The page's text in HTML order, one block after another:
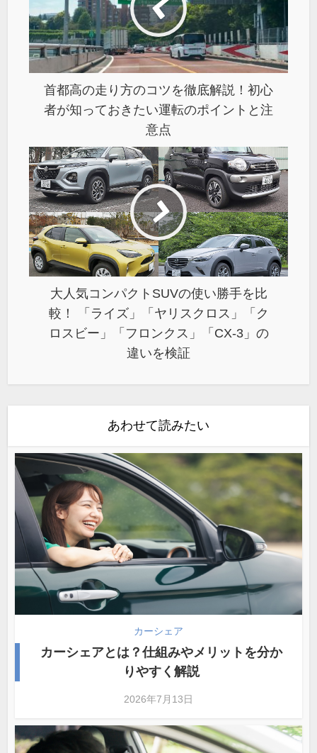
首都高の走り方のコツを徹底解説！初心
者が知っておきたい運転のポイントと注
意点
大人気コンパクトSUVの使い勝手を比
較！ 「ライズ」「ヤリスクロス」「ク
ロスビー」「フロンクス」「CX-3」の
違いを検証
あわせて読みたい
カーシェア
カーシェアとは？仕組みやメリットを分か
りやすく解説
2026年7月13日